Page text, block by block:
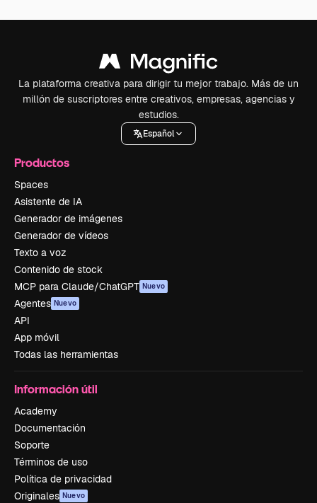
La plataforma creativa para dirigir tu mejor trabajo. Más de un
millón de suscriptores entre creativos, empresas, agencias y
estudios.
Español
Productos
Spaces
Asistente de IA
Generador de imágenes
Generador de vídeos
Texto a voz
Contenido de stock
MCP para Claude/ChatGPT Nuevo
Agentes Nuevo
API
App móvil
Todas las herramientas
Información útil
Academy
Documentación
Soporte
Términos de uso
Política de privacidad
Originales Nuevo